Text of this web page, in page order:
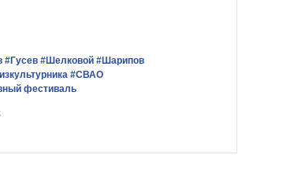
#Гусев #Шелковой #Шарипов
#СВАО
фестиваль